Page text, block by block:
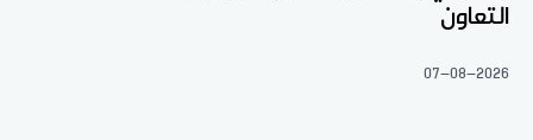
التعاون
07-08-2026